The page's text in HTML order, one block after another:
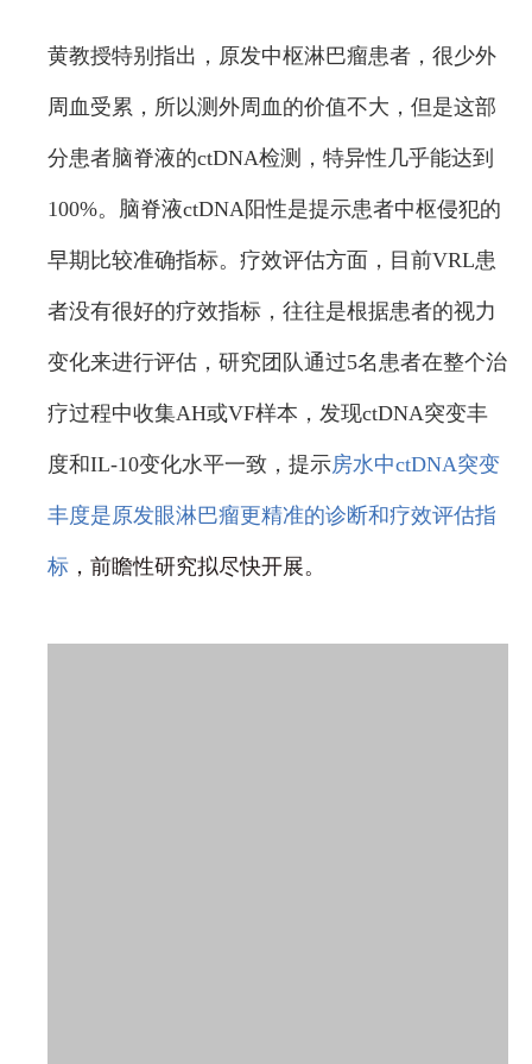
黄教授特别指出，原发中枢淋巴瘤患者，很少外
周血受累，所以测外周血的价值不大，但是这部
分患者脑脊液的ctDNA检测，特异性几乎能达到
100%。脑脊液ctDNA阳性是提示患者中枢侵犯的
早期比较准确指标。疗效评估方面，目前VRL患
者没有很好的疗效指标，往往是根据患者的视力
变化来进行评估，研究团队通过5名患者在整个治
疗过程中收集AH或VF样本，发现ctDNA突变丰
度和IL-10变化水平一致，提示房水中ctDNA突变
丰度是原发眼淋巴瘤更精准的诊断和疗效评估指
标 ，前瞻性研究拟尽快开展。